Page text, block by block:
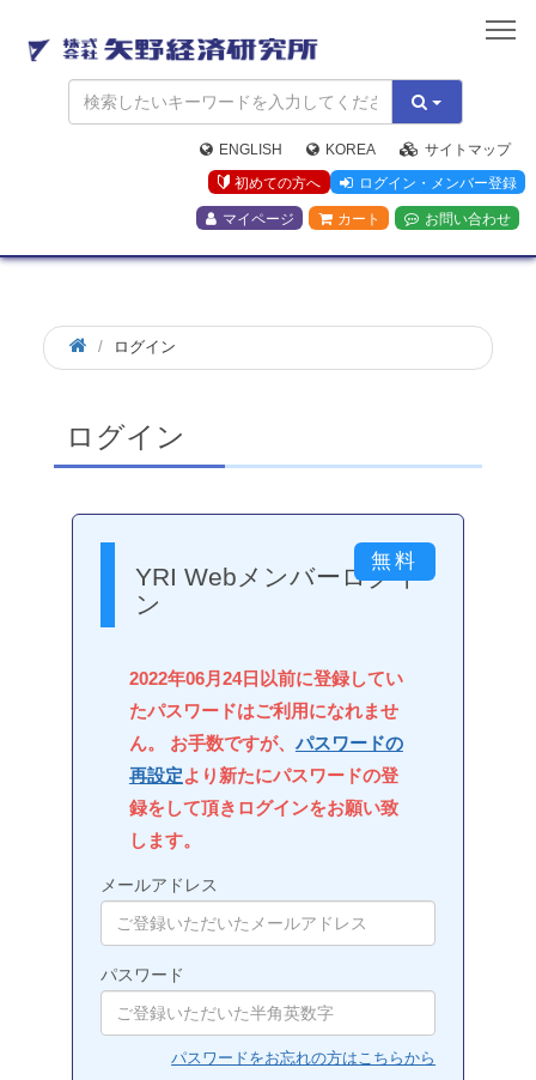
矢
野
経
済
研
究
所
ENGLISH KOREA
サイトマップ
初めての方へ
ログイン・メンバー登録
マイページ カート お問い合わせ
ログイン
ログイン
YRI Webメンバーログイ
ン
2022年06月24日以前に登録してい
たパスワードはご利用になれませ
ん。 お手数ですが、 パスワードの
再設定より新たにパスワードの登
録をして頂きログインをお願い致
します。
メールアドレス
パスワード
パスワードをお忘れの方はこちらから